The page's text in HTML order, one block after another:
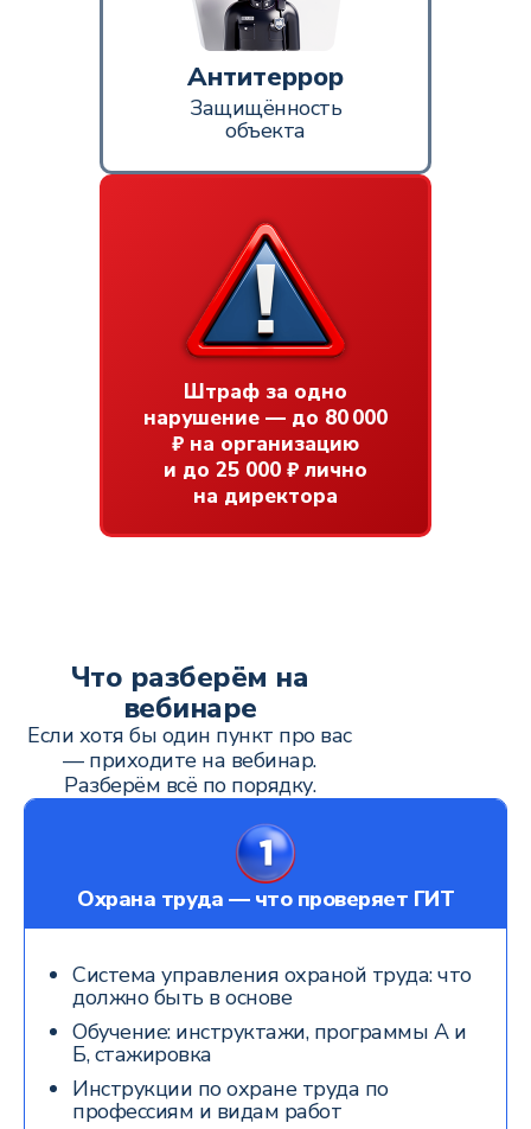
Антитеррор
Защищённость
объекта
Штраф за одно
нарушение — до 80 000
₽ на организацию
и до 25 000 ₽ лично
на директора
Что разберём на
вебинаре
Если хотя бы один пункт про вас
— приходите на вебинар.
Разберём всё по порядку.
Охрана труда — что проверяет ГИТ
Система управления охраной труда: что
должно быть в основе
Обучение: инструктажи, программы А и
Б, стажировка
Инструкции по охране труда по
профессиям и видам работ